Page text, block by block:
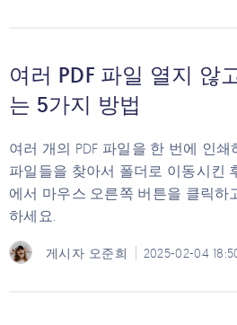
여러 PDF 파일 열지 않
는 5가지 방법
여러 개의 PDF 파일을 한 번에 인쇄
파일들을 찾아서 폴더로 이동시킨
에서 마우스 오른쪽 버튼을 클릭하
하세요.
게시자 오준희 2025-02-04